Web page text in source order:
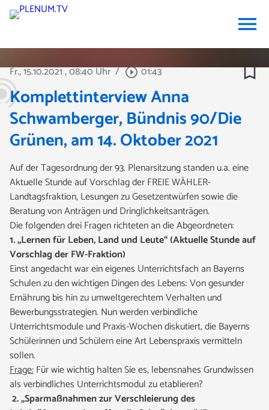
menu
Fr., 15.10.2021, 08:40 Uhr / play_circle_outline01:43 bookmark_border
Komplettinterview Anna
Schwamberger, Bündnis 90/Die
Grünen, am 14. Oktober 2021
Auf der Tagesordnung der 93. Plenarsitzung standen u.a. eine
Aktuelle Stunde auf Vorschlag der FREIE WÄHLER-
Landtagsfraktion, Lesungen zu Gesetzentwürfen sowie die
Beratung von Anträgen und Dringlichkeitsanträgen.
Die folgenden drei Fragen richteten an die Abgeordneten:
1. „Lernen für Leben, Land und Leute“ (Aktuelle Stunde auf
Vorschlag der FW-Fraktion)
Einst angedacht war ein eigenes Unterrichtsfach an Bayerns
Schulen zu den wichtigen Dingen des Lebens: Von gesunder
Ernährung bis hin zu umweltgerechtem Verhalten und
Bewerbungsstrategien. Nun werden verbindliche
Unterrichtsmodule und Praxis-Wochen diskutiert, die Bayerns
Schülerinnen und Schülern eine Art Lebenspraxis vermitteln
sollen.
Frage:Für wie wichtig halten Sie es, lebensnahes Grundwissen
als verbindliches Unterrichtsmodul zu etablieren?
2.„Sparmaßnahmen zur Verschleierung des